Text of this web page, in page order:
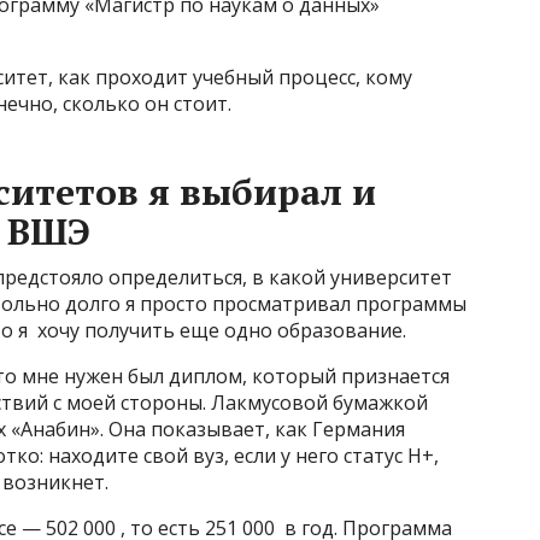
как проходит учебный процесс, кому
сколько он стоит.
я выбирал и
ВШЭ
определиться, в какой университет
долго я просто просматривал программы
я хочу получить еще одно образование.
мне нужен был диплом, который признается
с моей стороны. Лакмусовой бумажкой
Она показывает, как Германия
находите свой вуз, если у него статус H+,
— 502 000 , то есть 251 000 в год. Программа